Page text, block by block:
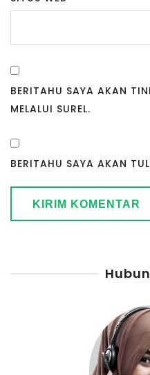
BERITAHU SAYA AKAN
MELALUI SUREL.
BERITAHU SAYA AKAN